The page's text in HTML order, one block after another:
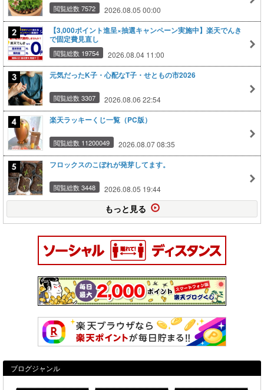
閲覧総数 7572 2026.08.05 00:00
【3,000ポイント進呈×抽選キャンペーン実施中】楽天でんき
で固定費見直し
閲覧総数 19754 2026.08.04 11:00
元気だったK子・心配なT子・せともの市2026
閲覧総数 3307 2026.08.06 22:54
楽天ラッキーくじ一覧（PC版）
閲覧総数 11200049 2026.08.07 08:35
フロックスのこぼれが発芽してます。
閲覧総数 3448 2026.08.05 19:44
もっと見る
ブログジャンル